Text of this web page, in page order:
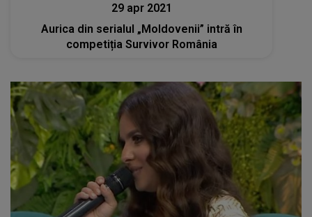
29 apr 2021
Aurica din serialul „Moldovenii” intră în
competiția Survivor România